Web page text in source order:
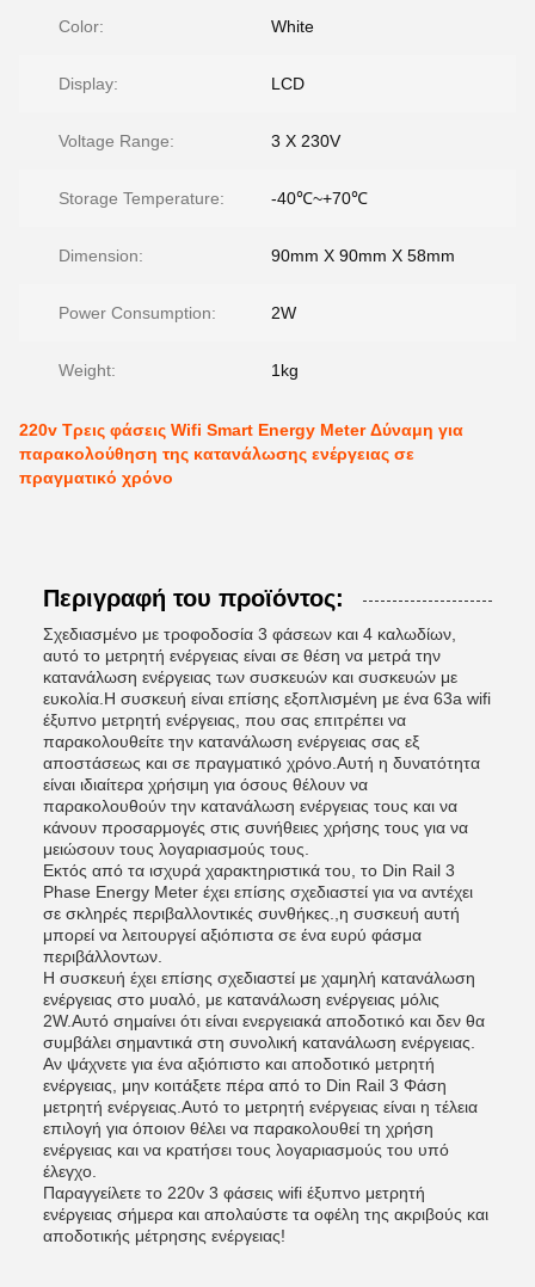
Color: White
Display: LCD
Voltage Range: 3 X 230V
Storage Temperature: -40℃~+70℃
Dimension: 90mm X 90mm X 58mm
Power Consumption: 2W
Weight: 1kg
220v Τρεις φάσεις Wifi Smart Energy Meter Δύναμη για
παρακολούθηση της κατανάλωσης ενέργειας σε
πραγματικό χρόνο
Περιγραφή του προϊόντος:
Σχεδιασμένο με τροφοδοσία 3 φάσεων και 4 καλωδίων,
αυτό το μετρητή ενέργειας είναι σε θέση να μετρά την
κατανάλωση ενέργειας των συσκευών και συσκευών με
ευκολία.Η συσκευή είναι επίσης εξοπλισμένη με ένα 63a wifi
έξυπνο μετρητή ενέργειας, που σας επιτρέπει να
παρακολουθείτε την κατανάλωση ενέργειας σας εξ
αποστάσεως και σε πραγματικό χρόνο.Αυτή η δυνατότητα
είναι ιδιαίτερα χρήσιμη για όσους θέλουν να
παρακολουθούν την κατανάλωση ενέργειας τους και να
κάνουν προσαρμογές στις συνήθειες χρήσης τους για να
μειώσουν τους λογαριασμούς τους.
Εκτός από τα ισχυρά χαρακτηριστικά του, το Din Rail 3
Phase Energy Meter έχει επίσης σχεδιαστεί για να αντέχει
σε σκληρές περιβαλλοντικές συνθήκες.,η συσκευή αυτή
μπορεί να λειτουργεί αξιόπιστα σε ένα ευρύ φάσμα
περιβάλλοντων.
Η συσκευή έχει επίσης σχεδιαστεί με χαμηλή κατανάλωση
ενέργειας στο μυαλό, με κατανάλωση ενέργειας μόλις
2W.Αυτό σημαίνει ότι είναι ενεργειακά αποδοτικό και δεν θα
συμβάλει σημαντικά στη συνολική κατανάλωση ενέργειας.
Αν ψάχνετε για ένα αξιόπιστο και αποδοτικό μετρητή
ενέργειας, μην κοιτάξετε πέρα από το Din Rail 3 Φάση
μετρητή ενέργειας.Αυτό το μετρητή ενέργειας είναι η τέλεια
επιλογή για όποιον θέλει να παρακολουθεί τη χρήση
ενέργειας και να κρατήσει τους λογαριασμούς του υπό
έλεγχο.
Παραγγείλετε το 220v 3 φάσεις wifi έξυπνο μετρητή
ενέργειας σήμερα και απολαύστε τα οφέλη της ακριβούς και
αποδοτικής μέτρησης ενέργειας!